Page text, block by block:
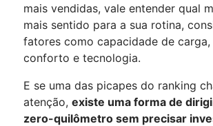
mais vendidas, vale entender qual
mais sentido para a sua rotina,
fatores como capacidade de carga,
conforto e tecnologia.
E se uma das picapes do ranking
atenção, existe uma forma de
zero-quilômetro sem precisar